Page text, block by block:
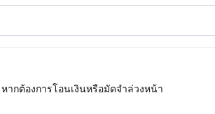
ากต้องการโอนเงินหรือมัดจำล่วงหน้า